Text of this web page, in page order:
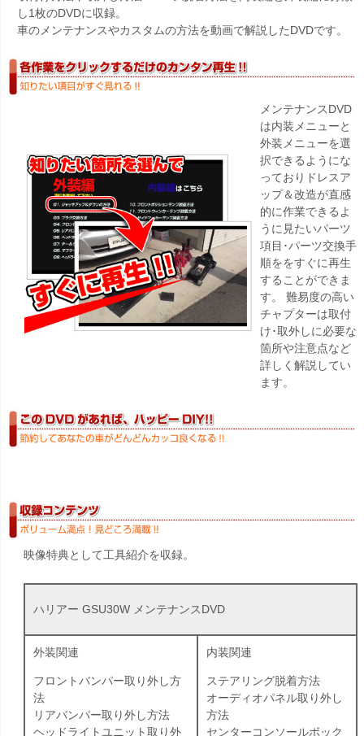
し1枚のDVDに収録。
車のメンテナンスやカスタムの方法を動画で解説したDVDです。
メンテナンスDVD
は内装メニューと
外装メニューを選
択できるようにな
っておりドレスア
ップ＆改造が直感
的に作業できるよ
うに見たいパーツ
項目･パーツ交換手
順ををすぐに再生
することができま
す。 難易度の高い
チャプターは取付
け･取外しに必要な
箇所や注意点など
詳しく解説してい
ます。
映像特典として工具紹介を収録。
ハリアー GSU30W メンテナンスDVD
外装関連
フロントバンパー取り外し方
法
リアバンパー取り外し方法
ヘッドライトユニット取り外
内装関連
ステアリング脱着方法
オーディオパネル取り外し
方法
センターコンソールボック